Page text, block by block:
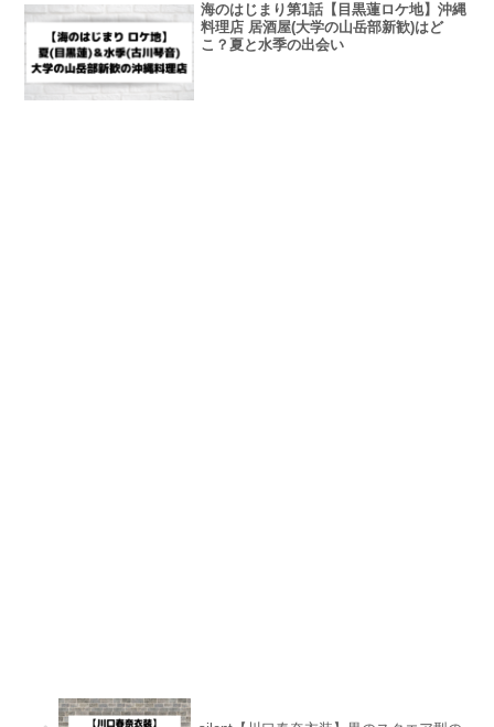
海のはじまり第1話【目黒蓮ロケ地】沖縄
料理店 居酒屋(大学の山岳部新歓)はど
こ？夏と水季の出会い